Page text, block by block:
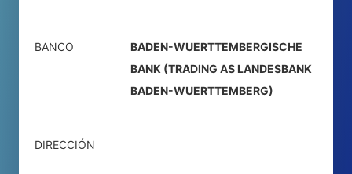
BANCO
BADEN-WUERTTEMBERGISCHE
BANK (TRADING AS LANDESBANK
BADEN-WUERTTEMBERG)
DIRECCIÓN